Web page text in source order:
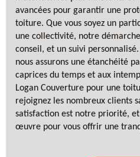
avancées pour garantir une
toiture. Que vous soyez un
une collectivité, notre
conseil, et un suivi
nous assurons une étanchéité
caprices du temps et aux
Logan Couverture pour une
rejoignez les nombreux clients
satisfaction est notre priorité,
œuvre pour vous offrir une